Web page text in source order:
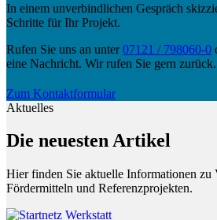
In einem unverbindlichen Gespräch
Schritte für Ihr Projekt.
Rufen Sie uns an unter07121 / 798060-0
eine Nachricht. Wir rufen Sie gern zurück.
Zum Kontaktformular
Aktuelles
Die neuesten Artikel
Hier finden Sie aktuelle Informationen zu
Fördermitteln und Referenzprojekten.